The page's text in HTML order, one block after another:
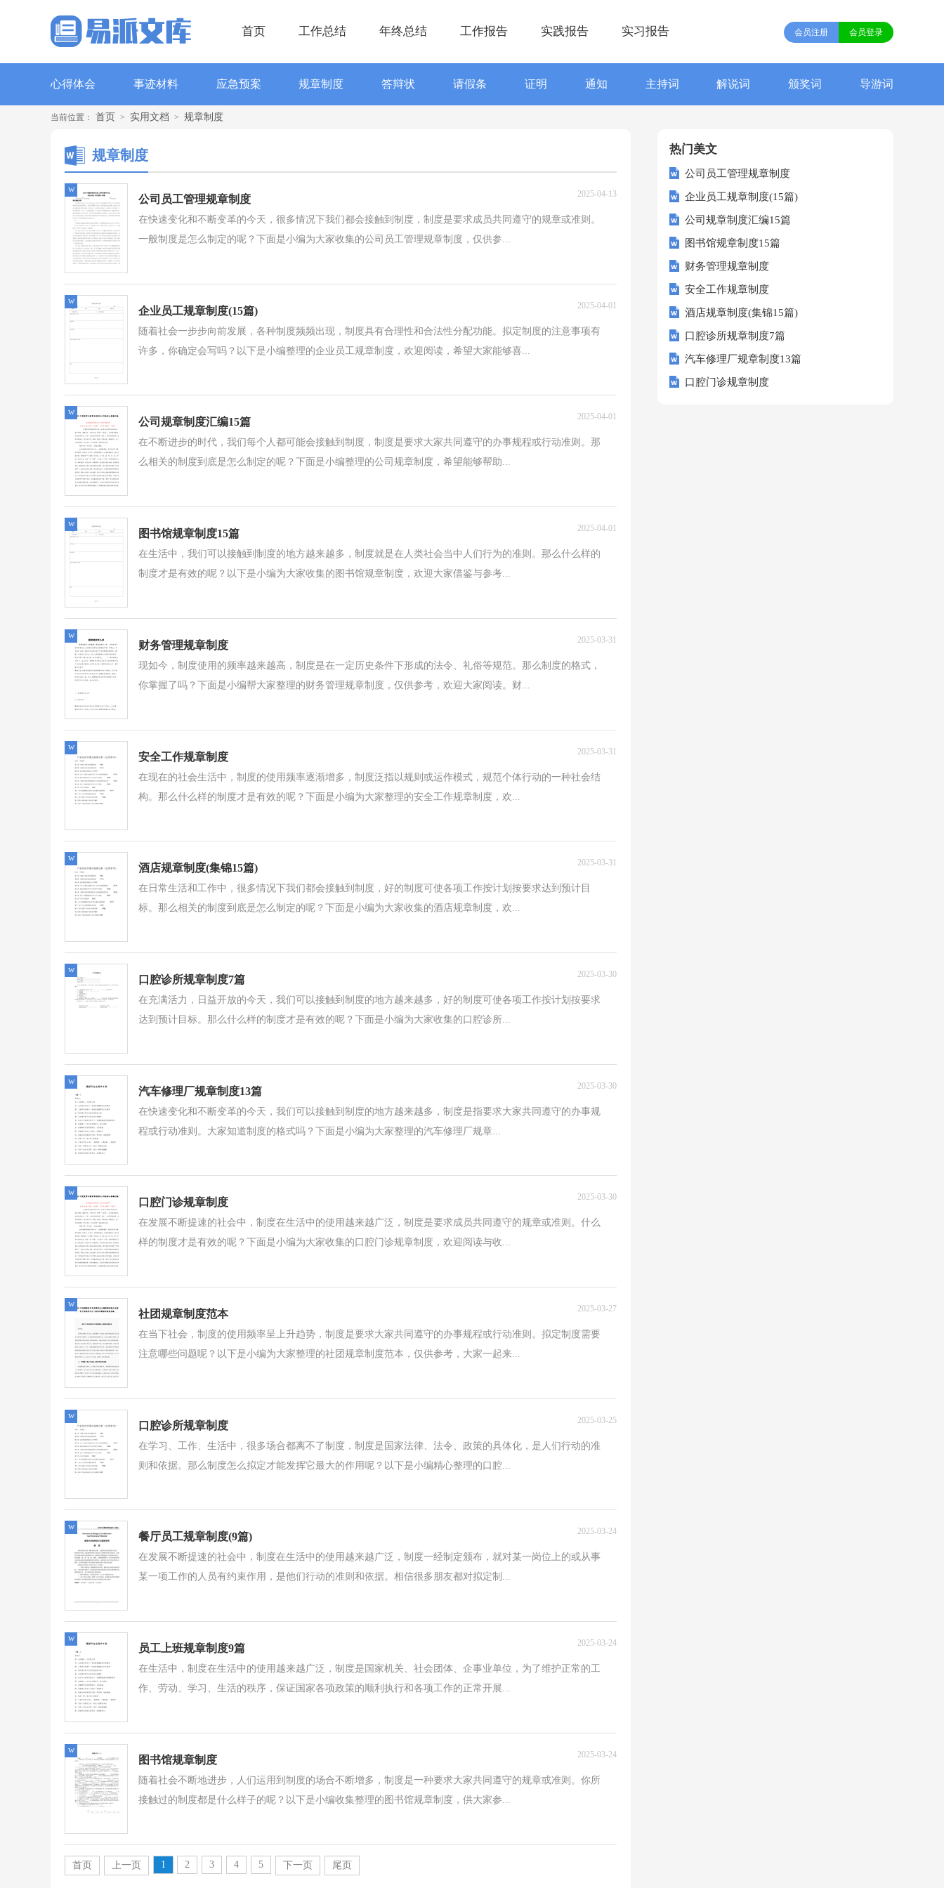
首页 工作总结 年终总结 工作报告 实践报告 实习报告 会员登录
会员注册
心得体会 事迹材料 应急预案 规章制度 答辩状 请假条 证明 通知 主持词 解说词 颁奖词 导游词
当前位置： 首页 > 实用文档 > 规章制度
规章制度
公司员工管理规章制度 2025-04-13
在快速变化和不断变革的今天，很多情况下我们都会接触到制度，制度是要求成员共同遵守的规章或准则。
一般制度是怎么制定的呢？下面是小编为大家收集的公司员工管理规章制度，仅供参...
w
企业员工规章制度(15篇) 2025-04-01
随着社会一步步向前发展，各种制度频频出现，制度具有合理性和合法性分配功能。拟定制度的注意事项有
许多，你确定会写吗？以下是小编整理的企业员工规章制度，欢迎阅读，希望大家能够喜...
w
公司规章制度汇编15篇 2025-04-01
在不断进步的时代，我们每个人都可能会接触到制度，制度是要求大家共同遵守的办事规程或行动准则。那
么相关的制度到底是怎么制定的呢？下面是小编整理的公司规章制度，希望能够帮助...
w
图书馆规章制度15篇 2025-04-01
在生活中，我们可以接触到制度的地方越来越多，制度就是在人类社会当中人们行为的准则。那么什么样的
制度才是有效的呢？以下是小编为大家收集的图书馆规章制度，欢迎大家借鉴与参考...
w
财务管理规章制度 2025-03-31
现如今，制度使用的频率越来越高，制度是在一定历史条件下形成的法令、礼俗等规范。那么制度的格式，
你掌握了吗？下面是小编帮大家整理的财务管理规章制度，仅供参考，欢迎大家阅读。财...
w
安全工作规章制度 2025-03-31
在现在的社会生活中，制度的使用频率逐渐增多，制度泛指以规则或运作模式，规范个体行动的一种社会结
构。那么什么样的制度才是有效的呢？下面是小编为大家整理的安全工作规章制度，欢...
w
酒店规章制度(集锦15篇) 2025-03-31
在日常生活和工作中，很多情况下我们都会接触到制度，好的制度可使各项工作按计划按要求达到预计目
标。那么相关的制度到底是怎么制定的呢？下面是小编为大家收集的酒店规章制度，欢...
w
口腔诊所规章制度7篇 2025-03-30
在充满活力，日益开放的今天，我们可以接触到制度的地方越来越多，好的制度可使各项工作按计划按要求
达到预计目标。那么什么样的制度才是有效的呢？下面是小编为大家收集的口腔诊所...
w
汽车修理厂规章制度13篇 2025-03-30
在快速变化和不断变革的今天，我们可以接触到制度的地方越来越多，制度是指要求大家共同遵守的办事规
程或行动准则。大家知道制度的格式吗？下面是小编为大家整理的汽车修理厂规章...
w
口腔门诊规章制度 2025-03-30
在发展不断提速的社会中，制度在生活中的使用越来越广泛，制度是要求成员共同遵守的规章或准则。什么
样的制度才是有效的呢？下面是小编为大家收集的口腔门诊规章制度，欢迎阅读与收...
w
社团规章制度范本 2025-03-27
在当下社会，制度的使用频率呈上升趋势，制度是要求大家共同遵守的办事规程或行动准则。拟定制度需要
注意哪些问题呢？以下是小编为大家整理的社团规章制度范本，仅供参考，大家一起来...
w
口腔诊所规章制度 2025-03-25
在学习、工作、生活中，很多场合都离不了制度，制度是国家法律、法令、政策的具体化，是人们行动的准
则和依据。那么制度怎么拟定才能发挥它最大的作用呢？以下是小编精心整理的口腔...
w
餐厅员工规章制度(9篇) 2025-03-24
在发展不断提速的社会中，制度在生活中的使用越来越广泛，制度一经制定颁布，就对某一岗位上的或从事
某一项工作的人员有约束作用，是他们行动的准则和依据。相信很多朋友都对拟定制...
w
员工上班规章制度9篇 2025-03-24
在生活中，制度在生活中的使用越来越广泛，制度是国家机关、社会团体、企事业单位，为了维护正常的工
作、劳动、学习、生活的秩序，保证国家各项政策的顺利执行和各项工作的正常开展...
w
图书馆规章制度 2025-03-24
随着社会不断地进步，人们运用到制度的场合不断增多，制度是一种要求大家共同遵守的规章或准则。你所
接触过的制度都是什么样子的呢？以下是小编收集整理的图书馆规章制度，供大家参...
w
首页 上一页 1 2 3 4 5 下一页 尾页
热门美文
公司员工管理规章制度
企业员工规章制度(15篇)
公司规章制度汇编15篇
图书馆规章制度15篇
财务管理规章制度
安全工作规章制度
酒店规章制度(集锦15篇)
口腔诊所规章制度7篇
汽车修理厂规章制度13篇
口腔门诊规章制度